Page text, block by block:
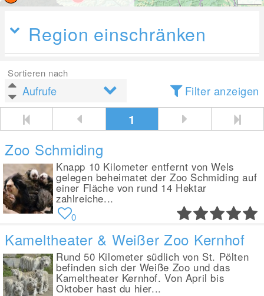
Region einschränken
Sortieren nach
Filter anzeigen
1
Zoo Schmiding
Knapp 10 Kilometer entfernt von Wels
gelegen beheimatet der Zoo Schmiding auf
einer Fläche von rund 14 Hektar
zahlreiche...
0
Kameltheater & Weißer Zoo Kernhof
Rund 50 Kilometer südlich von St. Pölten
befinden sich der Weiße Zoo und das
Kameltheater Kernhof. Von April bis
Oktober hast du hier...